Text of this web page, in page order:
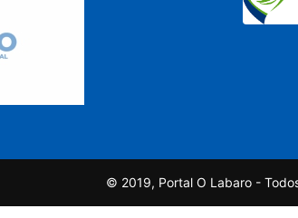
© 2019, Portal O Labaro -